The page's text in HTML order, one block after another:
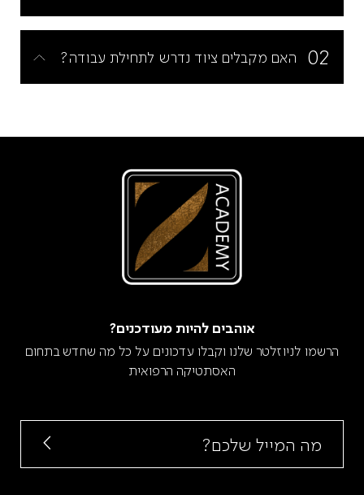
02 האם מקבלים ציוד נדרש לתחילת עבודה?
אוהבים להיות מעודכנים?
הרשמו לניוזלטר שלנו וקבלו עדכונים על כל מה שחדש בתחום
האסתטיקה הרפואית